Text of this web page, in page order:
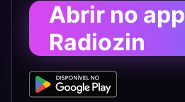
Abrir no app
Radiozin